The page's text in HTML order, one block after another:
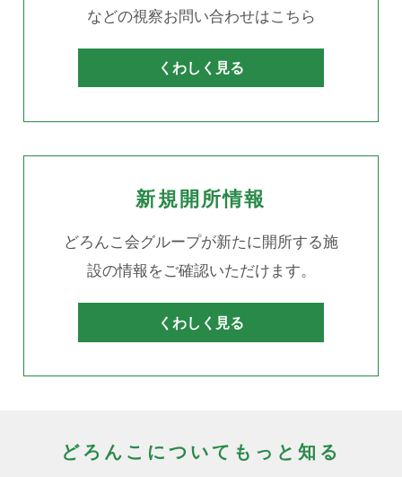
などの視察お問い合わせはこちら
くわしく見る
新規開所情報
どろんこ会グループが新たに開所する施
設の情報をご確認いただけます。
くわしく見る
どろんこについてもっと知る